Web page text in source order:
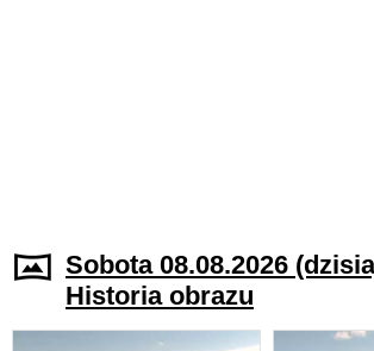
Sobota 08.08.2026
Historia obrazu